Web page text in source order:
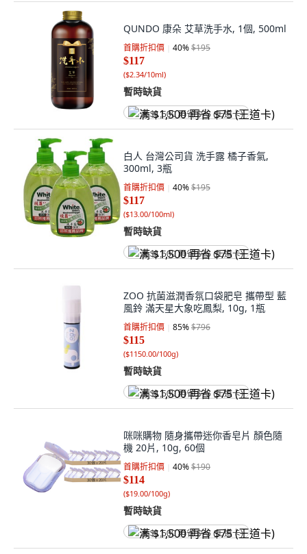
QUNDO 康朵 艾草洗手水, 1個, 500ml
首購折扣價 40%$195
$117
($2.34/10ml)
暫時缺貨
满 $1,500 再省 $75 (王道卡)
白人 台灣公司貨 洗手露 橘子香氣,
300ml, 3瓶
首購折扣價 40%$195
$117
($13.00/100ml)
暫時缺貨
满 $1,500 再省 $75 (王道卡)
ZOO 抗菌滋潤香氛口袋肥皂 攜帶型 藍
風鈴 滿天星大象吃鳳梨, 10g, 1瓶
首購折扣價 85%$796
$115
($1150.00/100g)
暫時缺貨
满 $1,500 再省 $75 (王道卡)
咪咪購物 隨身攜帶迷你香皂片 顏色隨
機 20片, 10g, 60個
首購折扣價 40%$190
$114
($19.00/100g)
暫時缺貨
满 $1,500 再省 $75 (王道卡)